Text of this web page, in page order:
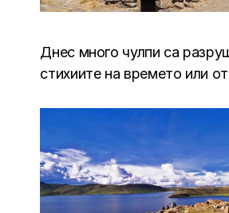
Днес много чулпи са
стихиите на времето или